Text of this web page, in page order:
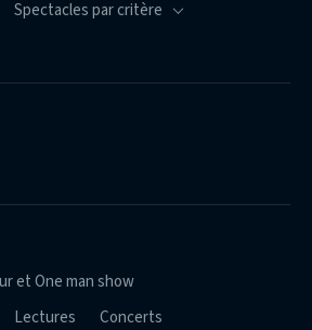
et One man show
Lectures
Concerts